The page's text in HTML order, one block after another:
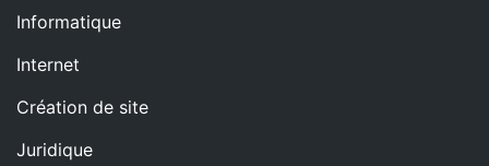
Informatique
Internet
Création de site
Juridique